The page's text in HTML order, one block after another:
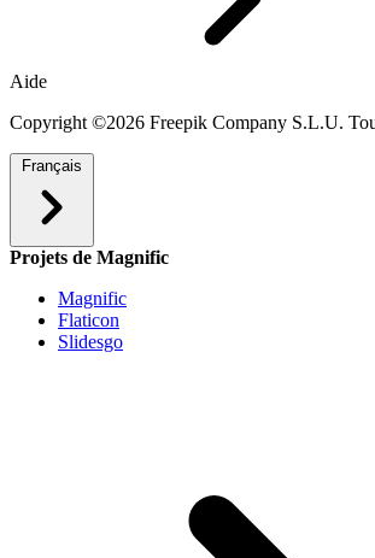
Aide
Copyright ©2026 Freepik Company S.L.U.
Français
Projets de Magnific
Magnific
Flaticon
Slidesgo